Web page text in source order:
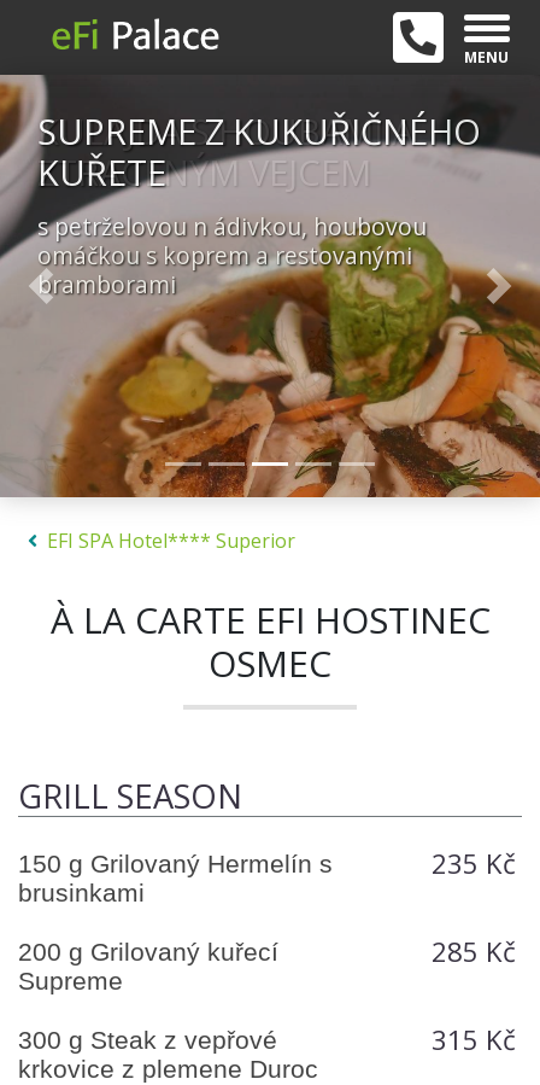
MENU
SUPREME Z KUKUŘIČNÉHO
KUŘETE
s petrželovou n ádivkou, houbovou
omáčkou s koprem a restovanými
bramborami
Previous Next
EFI SPA Hotel**** Superior
À LA CARTE EFI HOSTINEC
OSMEC
GRILL SEASON
150 g Grilovaný Hermelín s
brusinkami
235 Kč
200 g Grilovaný kuřecí
Supreme
285 Kč
300 g Steak z vepřové
krkovice z plemene Duroc
315 Kč